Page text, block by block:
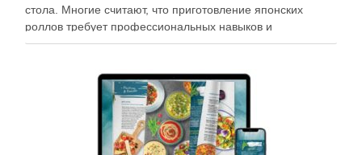
стола. Многие считают, что приготовление японских
роллов требует профессиональных навыков и
специального оборудования, однако на практике сделать
кухне. Главное — …